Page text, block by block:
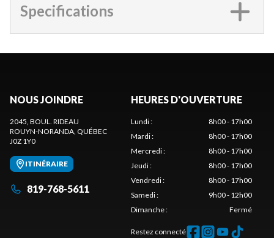
Specifications
NOUS JOINDRE
2045, BOUL. RIDEAU
ROUYN-NORANDA, QUÉBEC
J0Z 1Y0
ITINÉRAIRE
819-768-5611
HEURES D'OUVERTURE
Lundi:
8h00 - 17h00
Mardi:
8h00 - 17h00
Mercredi:
8h00 - 17h00
Jeudi:
8h00 - 17h00
Vendredi:
8h00 - 17h00
Samedi:
9h00 - 12h00
Dimanche: Fermé
Restez connecté